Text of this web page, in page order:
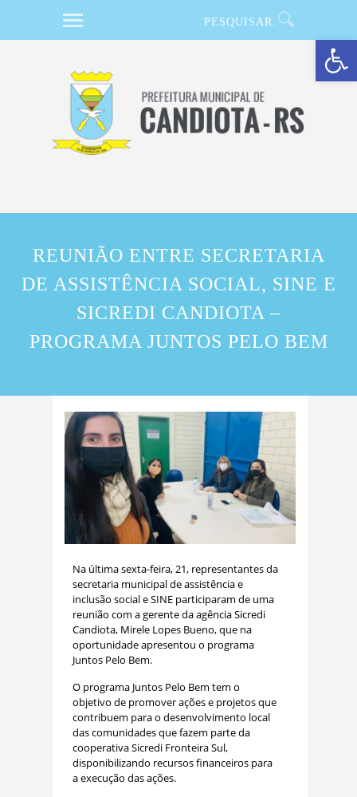
Barra de Ferramentas Aberta
REUNIÃO ENTRE SECRETARIA
DE ASSISTÊNCIA SOCIAL, SINE E
SICREDI CANDIOTA –
PROGRAMA JUNTOS PELO BEM
Na última sexta-feira, 21, representantes da
secretaria municipal de assistência e
inclusão social e SINE participaram de uma
reunião com a gerente da agência Sicredi
Candiota, Mirele Lopes Bueno, que na
oportunidade apresentou o programa
Juntos Pelo Bem.
O programa Juntos Pelo Bem tem o
objetivo de promover ações e projetos que
contribuem para o desenvolvimento local
das comunidades que fazem parte da
cooperativa Sicredi Fronteira Sul,
disponibilizando recursos financeiros para
a execução das ações.